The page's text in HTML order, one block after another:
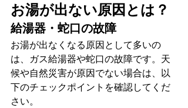
お湯が出ない原因とは？
給湯器・蛇口の故障
お湯が出なくなる原因として多いの
は、ガス給湯器や蛇口の故障です。天
候や自然災害が原因でない場合は、以
下のチェックポイントを確認してくだ
さい。